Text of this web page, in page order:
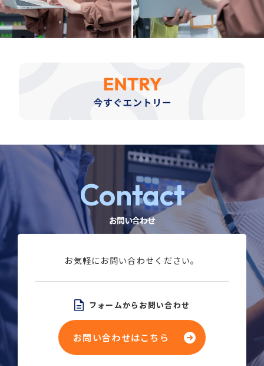
Contact
お問い合わせ
お気軽にお問い合わせください。
フォームからお問い合わせ
お問い合わせはこちら